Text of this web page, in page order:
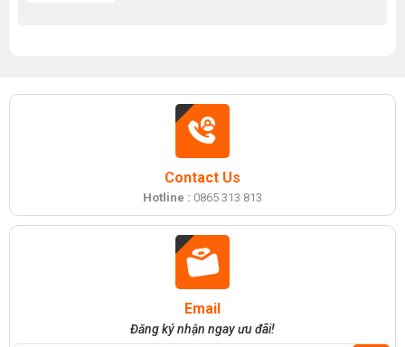
Contact Us
Hotline : 0865 313 813
Email
Đăng ký nhận ngay ưu đãi!